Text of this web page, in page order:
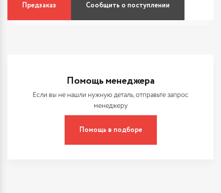
Предзаказ Сообщить о поступлении
Помощь менеджера
Если вы не нашли нужную деталь, отправьте запрос
менеджеру
Помощь в подборе